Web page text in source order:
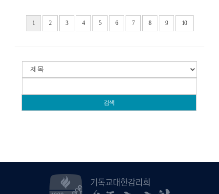
1 2 3 4 5 6 7 8 9 10
검색